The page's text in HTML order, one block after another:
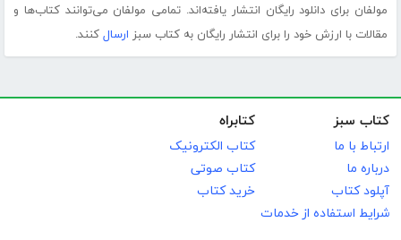
مولفان برای دانلود رایگان انتشار یافته‌اند. تمامی مولفان می‌توانند کتاب‌ها و
مقالات با ارزش خود را برای انتشار رایگان به کتاب سبز ارسال کنند.
کتاب سبز
ارتباط با ما
درباره ما
آپلود کتاب
شرایط استفاده از خدمات
کتابراه
کتاب الکترونیک
کتاب صوتی
خرید کتاب